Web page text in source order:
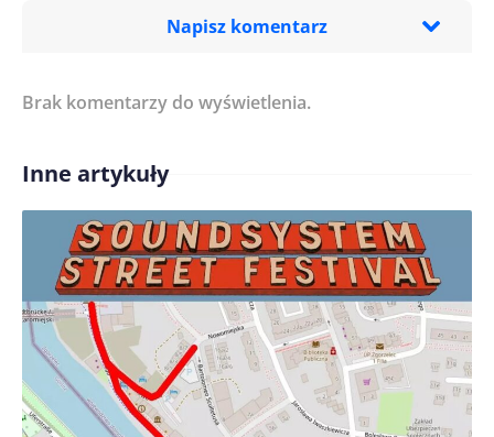
Napisz komentarz
Treść komentarza*
Imię/ Nick*
Zapamiętaj moje dane w tej przeglądarce podczas
pisania kolejnych komentarzy.
Brak komentarzy do wyświetlenia.
Inne artykuły